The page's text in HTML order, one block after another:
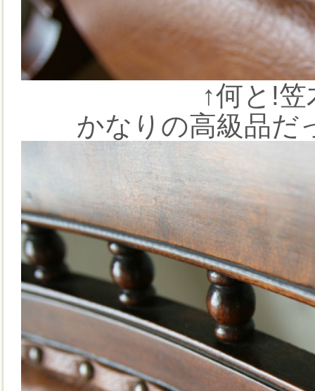
↑何と!
かなりの高級品だ